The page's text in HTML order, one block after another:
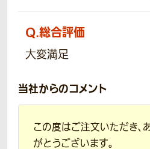
Q.総合評価
大変満足
当社からのコメント
この度はご注文いただき、
がとうございます。